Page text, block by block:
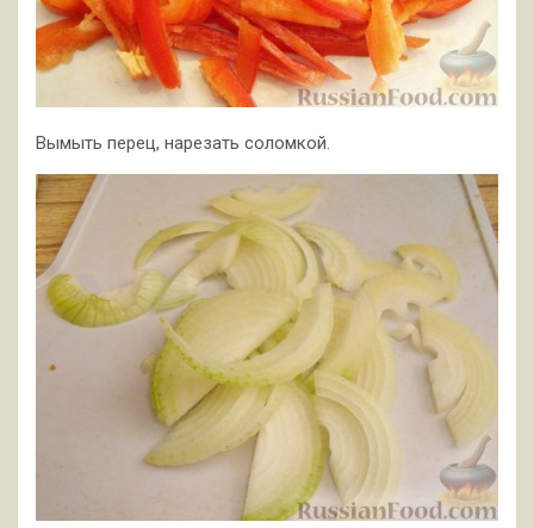
Вымыть перец, нарезать соломкой.